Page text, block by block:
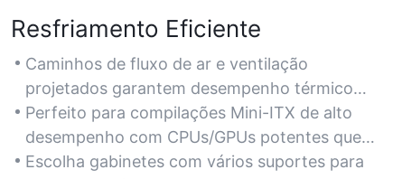
Resfriamento Eficiente
Caminhos de fluxo de ar e ventilação
projetados garantem desempenho térmico
ideal, apesar do tamanho compacto.
Perfeito para compilações Mini-ITX de alto
desempenho com CPUs/GPUs potentes que
exigem dissipação de calor robusta.
Escolha gabinetes com vários suportes para